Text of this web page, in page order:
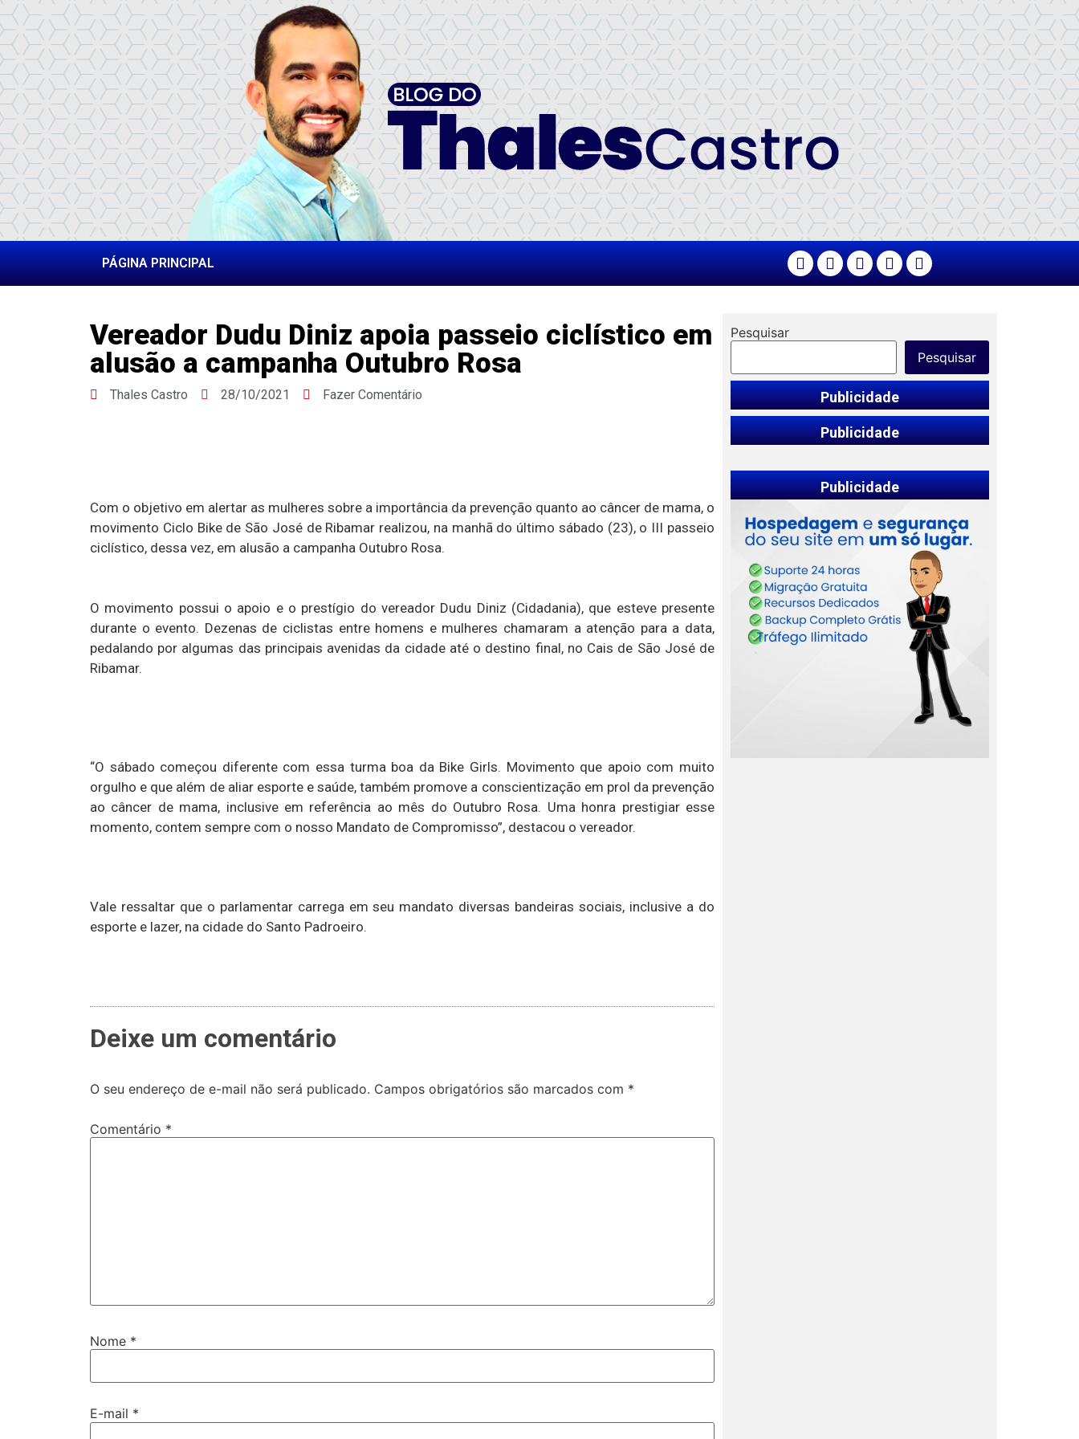
PÁGINA PRINCIPAL
Vereador Dudu Diniz apoia passeio ciclístico em
alusão a campanha Outubro Rosa
Thales Castro 28/10/2021 Fazer Comentário
Com o objetivo em alertar as mulheres sobre a importância da prevenção quanto ao câncer de mama, o
movimento Ciclo Bike de São José de Ribamar realizou, na manhã do último sábado (23), o III passeio
ciclístico, dessa vez, em alusão a campanha Outubro Rosa.
O movimento possui o apoio e o prestígio do vereador Dudu Diniz (Cidadania), que esteve presente
durante o evento. Dezenas de ciclistas entre homens e mulheres chamaram a atenção para a data,
pedalando por algumas das principais avenidas da cidade até o destino final, no Cais de São José de
Ribamar.
“O sábado começou diferente com essa turma boa da Bike Girls. Movimento que apoio com muito
orgulho e que além de aliar esporte e saúde, também promove a conscientização em prol da prevenção
ao câncer de mama, inclusive em referência ao mês do Outubro Rosa. Uma honra prestigiar esse
momento, contem sempre com o nosso Mandato de Compromisso”, destacou o vereador.
Vale ressaltar que o parlamentar carrega em seu mandato diversas bandeiras sociais, inclusive a do
esporte e lazer, na cidade do Santo Padroeiro.
Deixe um comentário
O seu endereço de e-mail não será publicado. Campos obrigatórios são marcados com *
Comentário *
Nome *
E-mail *
Pesquisar
Pesquisar
Publicidade
Publicidade
Publicidade